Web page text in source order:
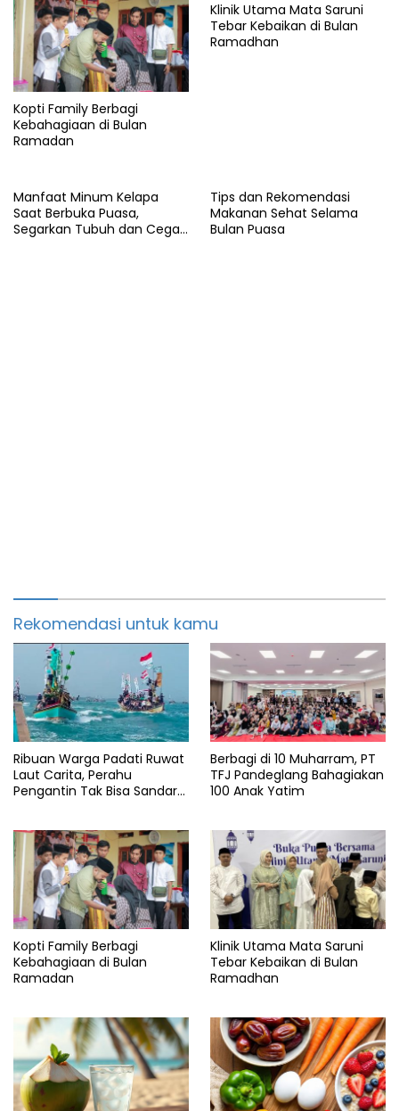
Kopti Family Berbagi
Kebahagiaan di Bulan
Ramadan
Klinik Utama Mata Saruni
Tebar Kebaikan di Bulan
Ramadhan
Manfaat Minum Kelapa
Saat Berbuka Puasa,
Segarkan Tubuh dan Cegah
Tips dan Rekomendasi
Makanan Sehat Selama
Bulan Puasa
Rekomendasi untuk kamu
Ribuan Warga Padati Ruwat
Laut Carita, Perahu
Pengantin Tak Bisa Sandar
Berbagi di 10 Muharram, PT
TFJ Pandeglang Bahagiakan
100 Anak Yatim
Kopti Family Berbagi
Kebahagiaan di Bulan
Ramadan
Klinik Utama Mata Saruni
Tebar Kebaikan di Bulan
Ramadhan